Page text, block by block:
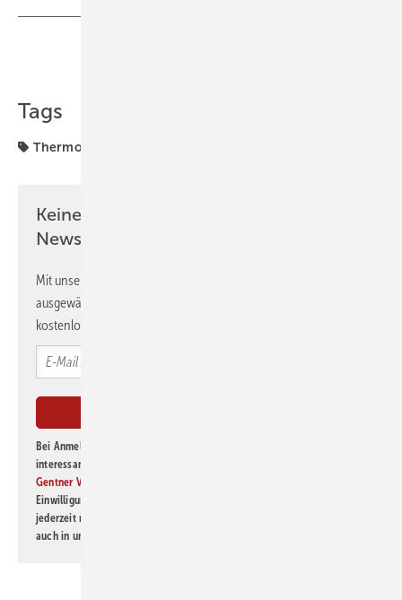
Tags
Thermografie
Keine Zeit? Kein Problem mit dem GEB
Newsletter!
Mit unserem Newsletter erhalten Sie regelmäßig von uns
ausgewählte Informationen und Neuigkeiten, gebündelt und
kostenlos direkt ins Postfach.
Bei Anmeldung zu diesem Newsletter bin ich damit einverstanden, über
interessante Verlags- und Online-Angebote
Gentner Verlag GmbH & Co. KG
Einwilligung kann ich jederzeit widerrufen und eine Abmeldung ist
jederzeit möglich. Informationen zum Umgang mit Daten finden Sie
auch in unserer